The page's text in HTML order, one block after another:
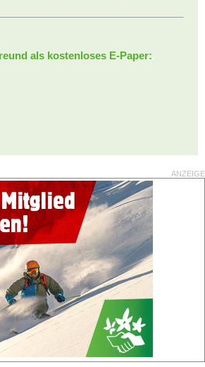
als kostenloses E-Paper:
ANZEIGE